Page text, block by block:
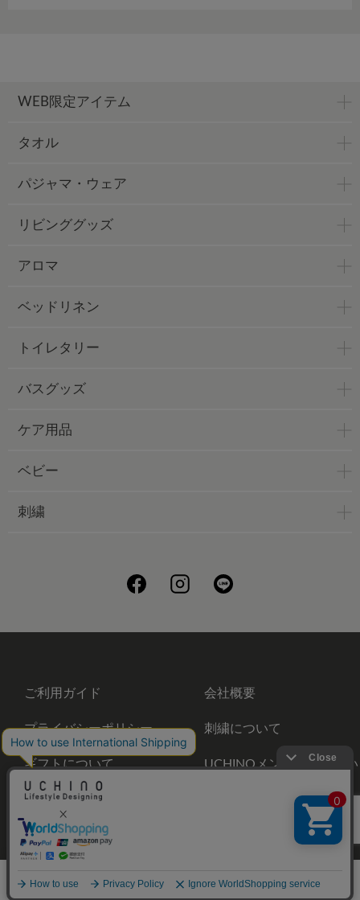
メニュー カート
WEB限定アイテム
タオル
パジャマ・ウェア
リビンググッズ
アロマ
ベッドリネン
トイレタリー
バスグッズ
ケア用品
ベビー
刺繍
ご利用ガイド 会社概要
プライバシーポリシー 刺繍について
ギフトについて
UCHINOメンバーズについ